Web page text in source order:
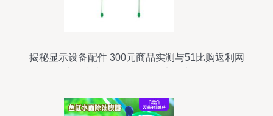
揭秘显示设备配件 300元商品实测与51比购返利网